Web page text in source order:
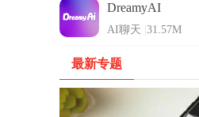
DreamyAI
AI聊天 31.57M
最新专题